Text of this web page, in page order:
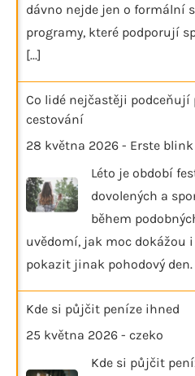
dávno nejde jen o formální
programy, které podporují
[...]
Co lidé nejčastěji
cestování
28 května 2026 - Erste blink
Léto je období
dovolených a
během
uvědomí, jak moc dokážou
pokazit jinak pohodový den.
Kde si půjčit peníze ihned
25 května 2026 - czeko
Kde si půjčit